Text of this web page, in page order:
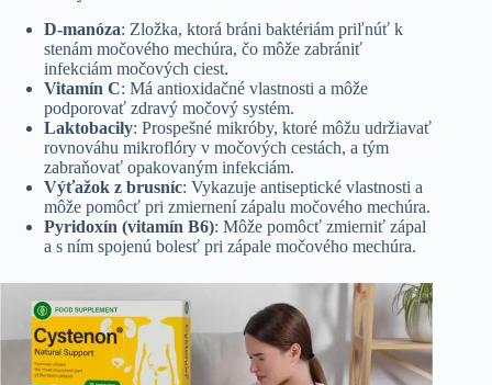
D-manóza: Zložka, ktorá bráni baktériám priľnúť k
stenám močového mechúra, čo môže zabrániť
infekciám močových ciest.
Vitamín C: Má antioxidačné vlastnosti a môže
podporovať zdravý močový systém.
Laktobacily: Prospešné mikróby, ktoré môžu udržiavať
rovnováhu mikroflóry v močových cestách, a tým
zabraňovať opakovaným infekciám.
Výťažok z brusníc: Vykazuje antiseptické vlastnosti a
môže pomôcť pri zmiernení zápalu močového mechúra.
Pyridoxín (vitamín B6): Môže pomôcť zmierniť zápal
a s ním spojenú bolesť pri zápale močového mechúra.